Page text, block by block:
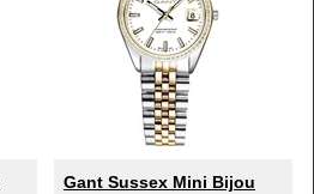
Gant Sussex Mini Bijou